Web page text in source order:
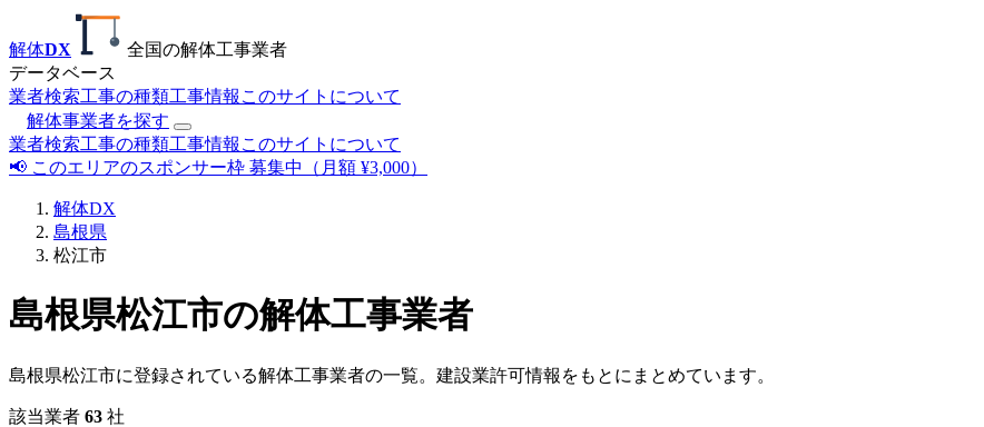
解体DX
全国の解体工事業者
データベース
業者検索工事の種類工事情報 このサイトについて
解体事業者を探す
業者検索工事の種類工事情報 このサイトについて
📢 このエリアのスポンサー枠 募集中（月額 ¥3,000）
解体DX
島根県
松江市
島根県松江市の解体工事業者
島根県松江市に登録されている解体工事業者の一覧。建設業許可情報をもとにまとめています。
該当業者 63 社